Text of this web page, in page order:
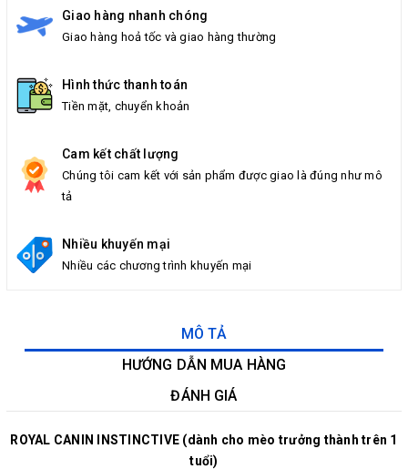
Giao hàng nhanh chóng
Giao hàng hoả tốc và giao hàng thường
Hình thức thanh toán
Tiền mặt, chuyển khoản
Cam kết chất lượng
Chúng tôi cam kết với sản phẩm được giao là đúng như mô
tả
Nhiều khuyến mại
Nhiều các chương trình khuyến mại
MÔ TẢ
HƯỚNG DẪN MUA HÀNG
ĐÁNH GIÁ
ROYAL CANIN INSTINCTIVE (dành cho mèo trưởng thành trên 1
tuổi)